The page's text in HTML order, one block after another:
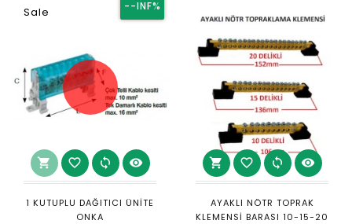
Sale --INF%
shopping_cart favorite_border sync visibility
1 KUTUPLU DAĞITICI ÜNİTE
ONKA
shopping_cart favorite_border sync visibility
AYAKLI NÖTR TOPRAK
KLEMENSİ BARASI 10-15-20